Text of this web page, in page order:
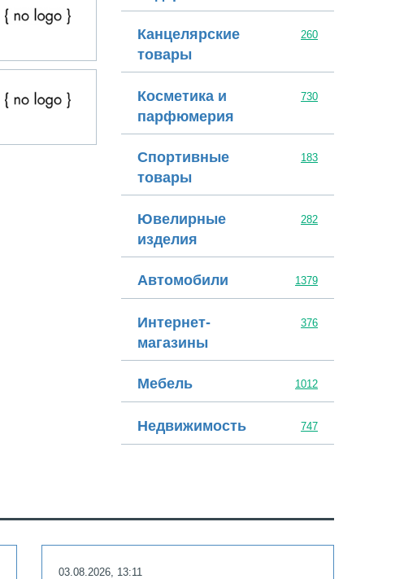
Канцелярские
товары
260
Косметика и
парфюмерия
730
Спортивные
товары
183
Ювелирные
изделия
282
Автомобили 1379
Интернет-
магазины
376
Мебель 1012
Недвижимость 747
03.08.2026, 13:11